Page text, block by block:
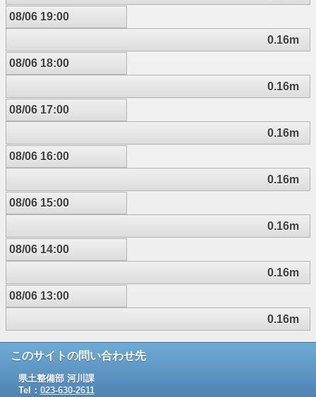
08/06 19:00
0.16m
08/06 18:00
0.16m
08/06 17:00
0.16m
08/06 16:00
0.16m
08/06 15:00
0.16m
08/06 14:00
0.16m
08/06 13:00
0.16m
このサイトの問い合わせ先
県土整備部 河川課
Tel： 023-630-2611